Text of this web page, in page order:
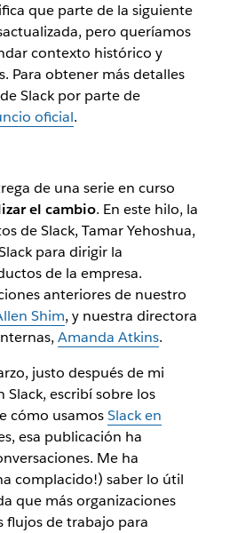
que parte de la siguiente
pero queríamos
contexto histórico y
Para obtener más detalles
Slack por parte de
oficial.
de una serie en curso
el cambio. En este hilo, la
de Slack, Tamar Yehoshua,
para dirigir la
de la empresa.
anteriores de nuestro
Shim, y nuestra directora
Amanda Atkins.
justo después de mi
escribí sobre los
cómo usamosSlack en
esa publicación ha
Me ha
complacido!) saber lo útil
que más organizaciones
flujos de trabajo para